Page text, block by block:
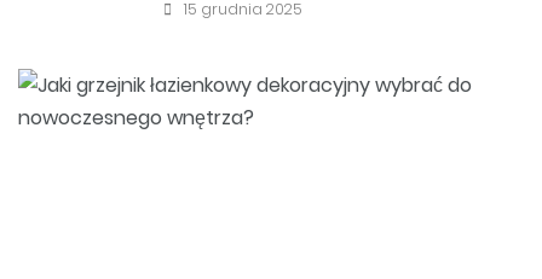
15 grudnia 2025